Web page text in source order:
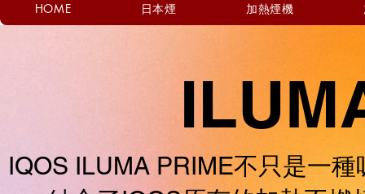
HOME 日本煙 加熱煙機
IQOS ILUMA PRIME不只是一